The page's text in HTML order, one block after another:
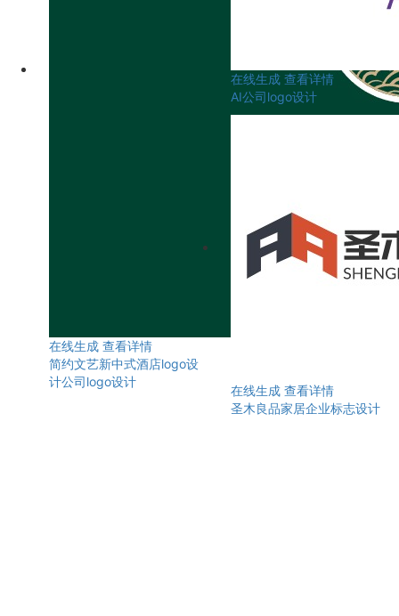
在线生成 查看详情
简约文艺新中式酒店logo设
计公司logo设计
在线生成 查看详情
AI公司logo设计
在线生成 查看详情
圣木良品家居企业标志设计